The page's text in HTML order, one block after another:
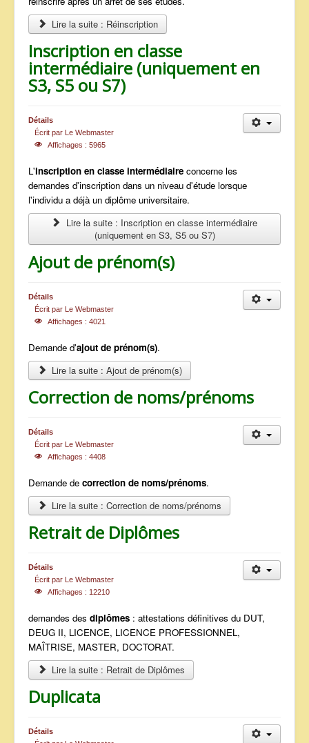
Lire la suite : Réinscription
Inscription en classe
intermédiaire (uniquement en
S3, S5 ou S7)
Détails
Écrit par Le Webmaster
Affichages : 5965
L'inscription en classe intermédiaire concerne les
demandes d'inscription dans un niveau d'étude lorsque
l'individu a déjà un diplôme universitaire.
Lire la suite : Inscription en classe intermédiaire
(uniquement en S3, S5 ou S7)
Ajout de prénom(s)
Détails
Écrit par Le Webmaster
Affichages : 4021
Demande d'ajout de prénom(s).
Lire la suite : Ajout de prénom(s)
Correction de noms/prénoms
Détails
Écrit par Le Webmaster
Affichages : 4408
Demande de correction de noms/prénoms.
Lire la suite : Correction de noms/prénoms
Retrait de Diplômes
Détails
Écrit par Le Webmaster
Affichages : 12210
demandes des diplômes : attestations définitives du DUT,
DEUG II, LICENCE, LICENCE PROFESSIONNEL,
MAÎTRISE, MASTER, DOCTORAT.
Lire la suite : Retrait de Diplômes
Duplicata
Détails